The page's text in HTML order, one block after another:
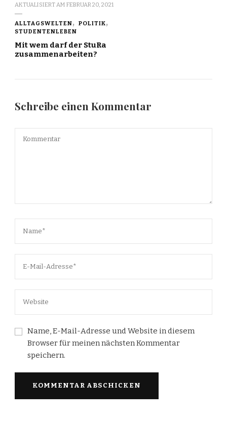
AKTUALISIERT AM FEBRUAR 20, 2021
ALLTAGSWELTEN
POLITIK
STUDENTENLEBEN
Mit wem darf der StuRa
zusammenarbeiten?
Schreibe einen Kommentar
Name, E-Mail-Adresse und Website in diesem
Browser für meinen nächsten Kommentar
speichern.